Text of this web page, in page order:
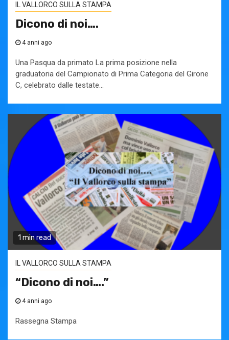
IL VALLORCO SULLA STAMPA
Dicono di noi….
4 anni ago
Una Pasqua da primato La prima posizione nella
graduatoria del Campionato di Prima Categoria del Girone
C, celebrato dalle testate...
1 min read
IL VALLORCO SULLA STAMPA
“Dicono di noi….”
4 anni ago
Rassegna Stampa